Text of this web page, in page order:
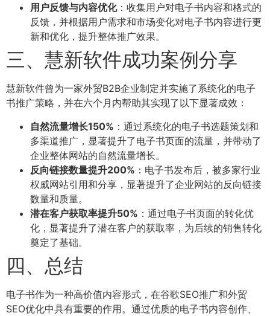
用户反馈与内容优化：收集用户对电子书内容和格式的
反馈，并根据用户需求和市场变化对电子书内容进行更
新和优化，提升整体推广效果。
三、慧新软件成功案例分享
慧新软件曾为一家外贸B2B企业制定并实施了系统化的电子
书推广策略，并在六个月内帮助其实现了以下显著成效：
自然流量增长150% ：通过系统化的电子书选题策划和
多渠道推广，显著提升了电子书页面的流量，并带动了
企业整体网站的自然流量增长。
反向链接数量提升200% ：电子书发布后，被多家行业
权威网站引用和分享，显著提升了企业网站的反向链接
数量和质量。
潜在客户获取率提升50% ：通过电子书页面的转化优
化，显著提升了潜在客户的获取率，为后续的销售转化
奠定了基础。
四、总结
电子书作为一种高价值内容形式，在谷歌SEO推广和外贸
SEO优化中具有重要的作用。通过优质的电子书内容创作、